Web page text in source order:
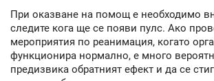
При оказване на помощ е необходимо
следите кога ще се появи пулс. Ако
мероприятия по реанимация, когато
функционира нормално, е много
предизвика обратният ефект и да се